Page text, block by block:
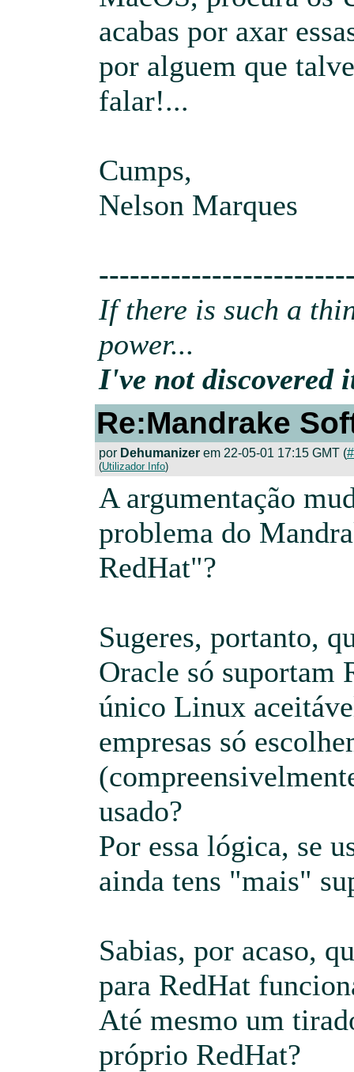
acabas por axar
por alguem que
falar!...
Cumps,
Nelson Marques
If there is such a
power...
I've not discovered
Re:Mandrake
por Dehumanizer em 22-05-01 17:15 GMT (
(Utilizador Info)
A argumentação
problema do
RedHat"?
Sugeres, portanto,
Oracle só suportam
único Linux
empresas só
usado?
Por essa lógica, se
ainda tens "mais"
Sabias, por acaso,
para RedHat
Até mesmo um
próprio RedHat?